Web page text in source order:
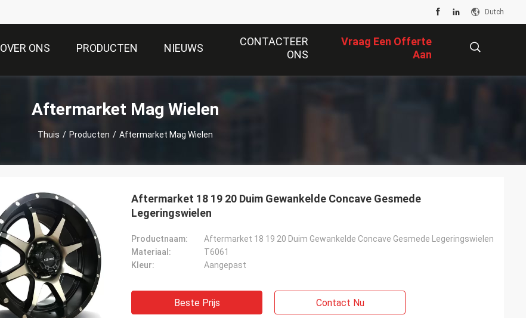
Dutch
OVER ONS PRODUCTEN NIEUWS
CONTACTEER
ONS
Vraag Een Offerte
Aan
Aftermarket Mag Wielen
Thuis / Producten / Aftermarket Mag Wielen
Aftermarket 18 19 20 Duim Gewankelde Concave Gesmede
Legeringswielen
Productnaam:
Aftermarket 18 19 20 Duim Gewankelde Concave Gesmede Legeringswielen
Materiaal:
T6061
Kleur:
Aangepast
Beste Prijs Contact Nu